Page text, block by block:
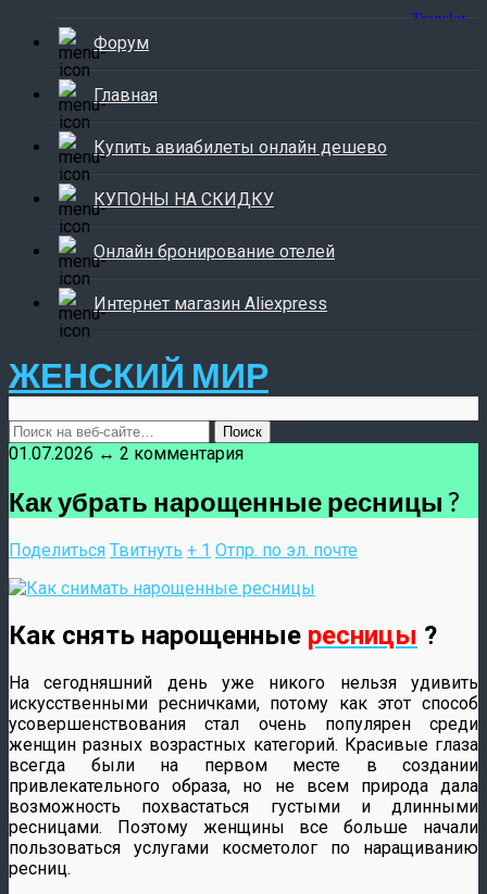
Форум
Главная
Купить авиабилеты онлайн дешево
КУПОНЫ НА СКИДКУ
Онлайн бронирование отелей
Интернет магазин Aliexpress
ЖЕНСКИЙ МИР
01.07.2026 ↔ 2 комментария
Как убрать нарощенные ресницы ?
Поделиться Твитнуть + 1 Отпр. по эл. почте
Как снять нарощенные ресницы ?
На сегодняшний день уже никого нельзя удивить
искусственными ресничками, потому как этот способ
усовершенствования стал очень популярен среди
женщин разных возрастных категорий. Красивые глаза
всегда были на первом месте в создании
привлекательного образа, но не всем природа дала
возможность похвастаться густыми и длинными
ресницами. Поэтому женщины все больше начали
пользоваться услугами косметолог по наращиванию
ресниц.